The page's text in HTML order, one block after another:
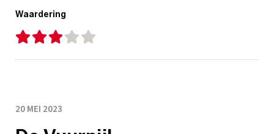
Waardering
20 MEI 2023